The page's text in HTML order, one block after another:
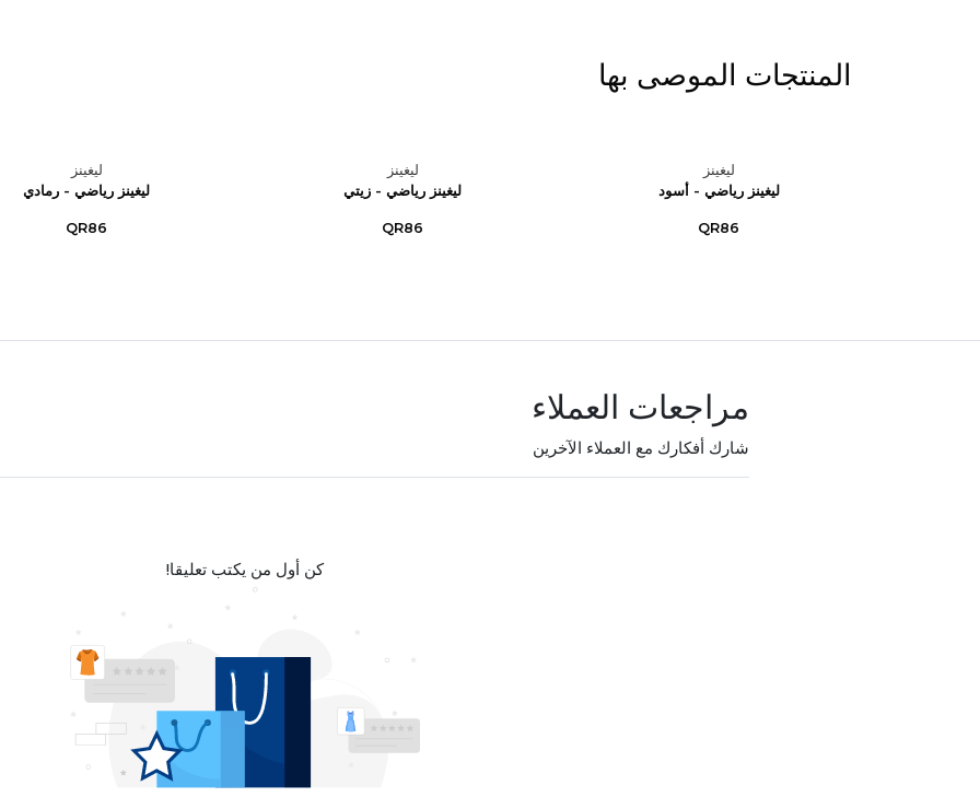
المنتجات الموصى بها
ليغينز
ليغينز رياضي - أسود
QR86
ليغينز
ليغينز رياضي - زيتي
QR86
ليغينز
ليغينز رياضي - رمادي
QR86
مراجعات العملاء
شارك أفكارك مع العملاء الآخرين
كن أول من يكتب تعليقا!